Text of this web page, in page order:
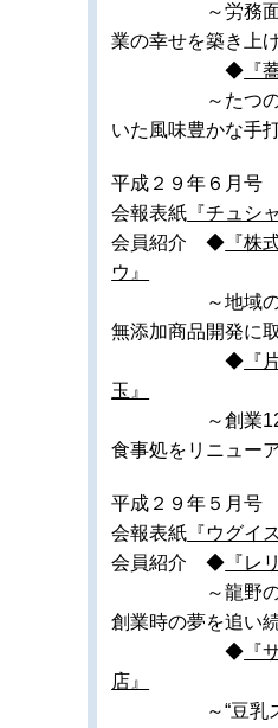
～労務面を
業の幸せを築き上
◆ 『
～たつ
いた風味豊かな手
平成２９年６月号
会報表紙 『チュシ
会員紹介 ◆ 『株
ウ』
～地域の食
無添加商品開発に
◆ 『
玉』
～創業
食事処をリニュー
平成２９年５月号
会報表紙 『ウグイ
会員紹介 ◆ 『レ
～龍野の革
創業時の夢を追い
◆ 『
店』
～“豆乳